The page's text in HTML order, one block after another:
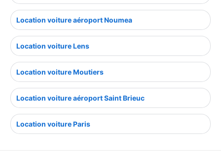
Location voiture aéroport Noumea
Location voiture Lens
Location voiture Moutiers
Location voiture aéroport Saint Brieuc
Location voiture Paris